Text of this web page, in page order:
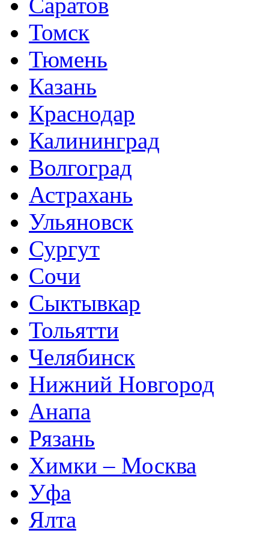
Томск
Тюмень
Казань
Краснодар
Калининград
Волгоград
Астрахань
Ульяновск
Сургут
Сочи
Сыктывкар
Тольятти
Челябинск
Нижний Новгород
Анапа
Рязань
Химки – Москва
Уфа
Ялта